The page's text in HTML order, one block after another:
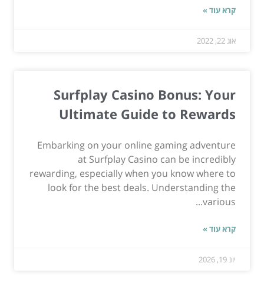
קרא עוד »
אוג 22, 2022
Surfplay Casino Bonus: Your
Ultimate Guide to Rewards
Embarking on your online gaming adventure
at Surfplay Casino can be incredibly
rewarding, especially when you know where to
look for the best deals. Understanding the
various...
קרא עוד »
יונ 19, 2026